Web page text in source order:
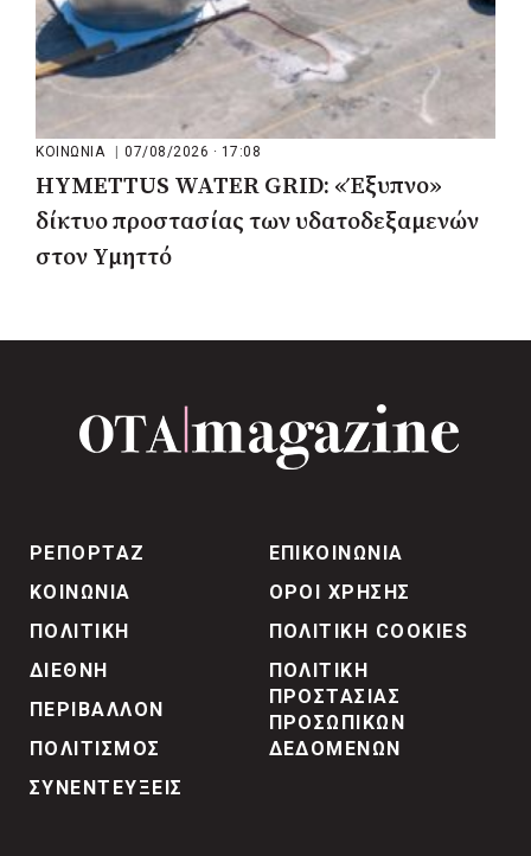
ΚΟΙΝΩΝΙΑ | 07/08/2026 · 17:08
HYMETTUS WATER GRID: «Έξυπνο»
δίκτυο προστασίας των υδατοδεξαμενών
στον Υμηττό
ΡΕΠΟΡΤΑΖ
ΚΟΙΝΩΝΙΑ
ΠΟΛΙΤΙΚΗ
ΔΙΕΘΝΗ
ΠΕΡΙΒΑΛΛΟΝ
ΠΟΛΙΤΙΣΜΟΣ
ΣΥΝΕΝΤΕΥΞΕΙΣ
ΕΠΙΚΟΙΝΩΝΙΑ
ΟΡΟΙ ΧΡΗΣΗΣ
ΠΟΛΙΤΙΚΗ COOKIES
ΠΟΛΙΤΙΚΗ
ΠΡΟΣΤΑΣΙΑΣ
ΠΡΟΣΩΠΙΚΩΝ
ΔΕΔΟΜΕΝΩΝ